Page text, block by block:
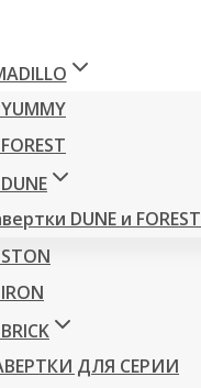
DUNE и FOREST
ДЛЯ СЕРИИ